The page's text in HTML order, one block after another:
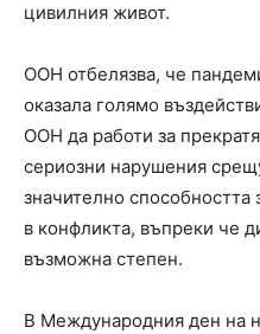
цивилния живот.
ООН отбелязва, че
оказала голямо
ООН да работи за
сериозни нарушения
значително способността
в конфликта, въпреки че
възможна степен.
В Международния ден на